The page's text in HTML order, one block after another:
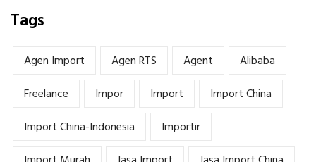
Tags
Agen Import Agen RTS Agent
Alibaba
Freelance
Impor Import
Import China
Import China-Indonesia
Importir